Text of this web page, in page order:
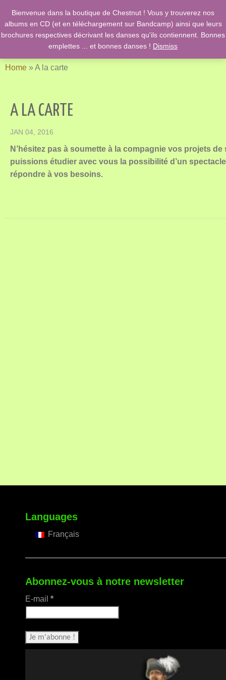
English Country Dancing & Danses anciennes de l'époque des
Stuarts …. et des romans de Jane Austen !
Home »A la carte
A LA CARTE
JAN 04, 2016
N’hésitez pas à soumette à la compagnie vos projets
puissions étudier avec vous la possibilité d’un
répondre à vos besoins.
Languages
Français
Abonnez-vous à notre newsletter
E-mail *
Bienvenue dans la boutique de Chestnut ! Vous y trouverez nos
albums en CD (et en téléchargement sur Bandcamp) ainsi que leurs
brochures respectives décrivant les danses qu'ils contiennent. Bonnes
emplettes ... et bonnes danses ! Dismiss